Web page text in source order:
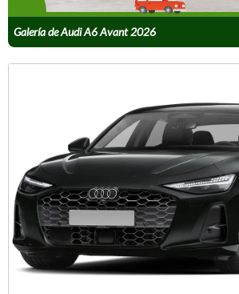
Galería de Audi A6 Avant 2026